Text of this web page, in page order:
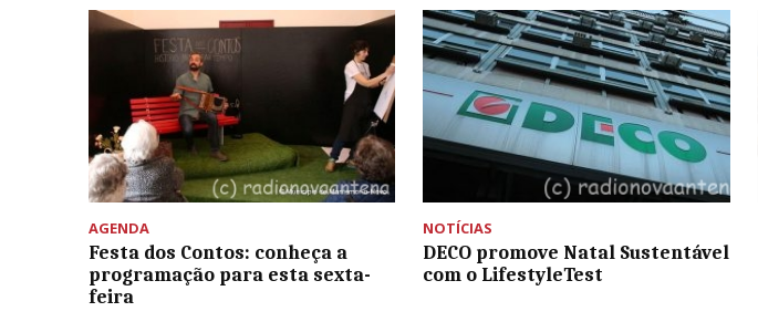
AGENDA
Festa dos Contos: conheça a
programação para esta sexta-
feira
NOTÍCIAS
DECO promove Natal Sustentável
com o LifestyleTest